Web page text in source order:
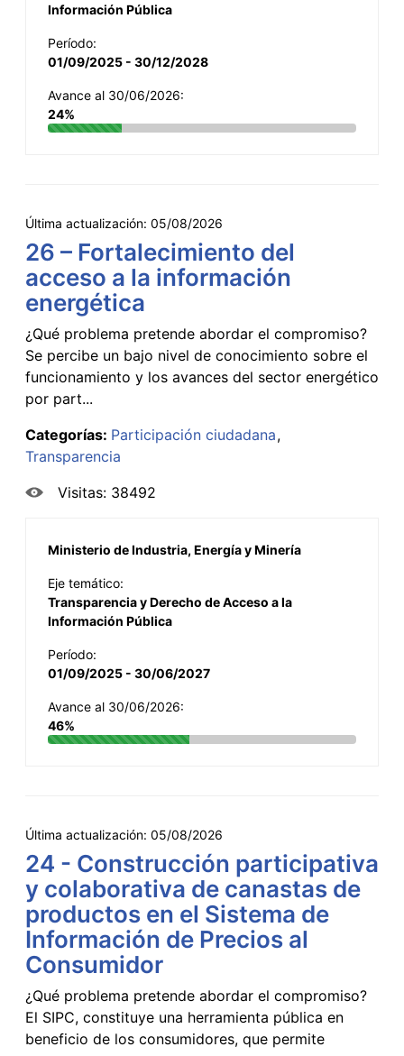
Información Pública
Período:
01/09/2025 - 30/12/2028
Avance al 30/06/2026:
24%
Última actualización: 05/08/2026
26 – Fortalecimiento del
acceso a la información
energética
¿Qué problema pretende abordar el compromiso?
Se percibe un bajo nivel de conocimiento sobre el
funcionamiento y los avances del sector energético
por part...
Categorías: Participación ciudadana
Transparencia
Visitas: 38492
Ministerio de Industria, Energía y Minería
Eje temático:
Transparencia y Derecho de Acceso a la
Información Pública
Período:
01/09/2025 - 30/06/2027
Avance al 30/06/2026:
46%
Última actualización: 05/08/2026
24 - Construcción participativa
y colaborativa de canastas de
productos en el Sistema de
Información de Precios al
Consumidor
¿Qué problema pretende abordar el compromiso?
El SIPC, constituye una herramienta pública en
beneficio de los consumidores, que permite